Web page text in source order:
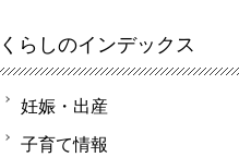
くらしのインデックス
妊娠・出産
子育て情報